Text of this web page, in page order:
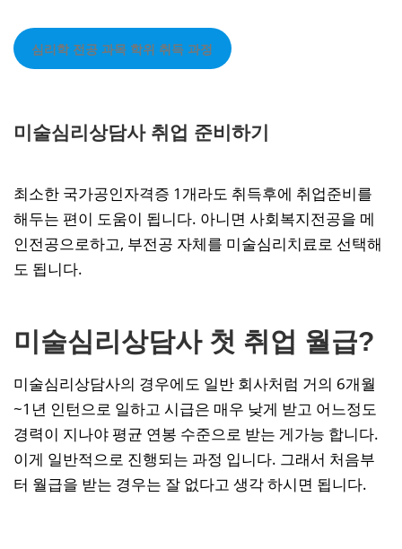
심리학 전공 과목 학위 취득 과정
미술심리상담사 취업 준비하기
최소한 국가공인자격증 1개라도 취득후에 취업준비를
해두는 편이 도움이 됩니다. 아니면 사회복지전공을 메
인전공으로하고, 부전공 자체를 미술심리치료로 선택해
도 됩니다.
미술심리상담사 첫 취업 월급?
미술심리상담사의 경우에도 일반 회사처럼 거의 6개월
~1년 인턴으로 일하고 시급은 매우 낮게 받고 어느정도
경력이 지나야 평균 연봉 수준으로 받는 게가능 합니다.
이게 일반적으로 진행되는 과정 입니다. 그래서 처음부
터 월급을 받는 경우는 잘 없다고 생각 하시면 됩니다.